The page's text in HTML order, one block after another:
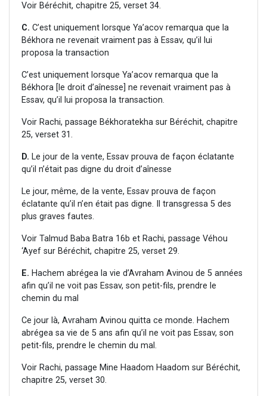
Voir Béréchit, chapitre 25, verset 34.
C. C’est uniquement lorsque Ya’acov remarqua que la
Békhora ne revenait vraiment pas à Essav, qu’il lui
proposa la transaction
C’est uniquement lorsque Ya’acov remarqua que la
Békhora [le droit d’aînesse] ne revenait vraiment pas à
Essav, qu’il lui proposa la transaction.
Voir Rachi, passage Békhoratekha sur Béréchit, chapitre
25, verset 31.
D. Le jour de la vente, Essav prouva de façon éclatante
qu’il n’était pas digne du droit d’aînesse
Le jour, même, de la vente, Essav prouva de façon
éclatante qu’il n’en était pas digne. Il transgressa 5 des
plus graves fautes.
Voir Talmud Baba Batra 16b et Rachi, passage Véhou
‘Ayef sur Béréchit, chapitre 25, verset 29.
E. Hachem abrégea la vie d’Avraham Avinou de 5 années
afin qu’il ne voit pas Essav, son petit-fils, prendre le
chemin du mal
Ce jour là, Avraham Avinou quitta ce monde. Hachem
abrégea sa vie de 5 ans afin qu’il ne voit pas Essav, son
petit-fils, prendre le chemin du mal.
Voir Rachi, passage Mine Haadom Haadom sur Béréchit,
chapitre 25, verset 30.